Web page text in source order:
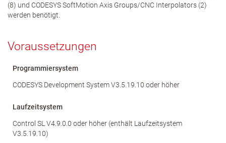
(8) und CODESYS SoftMotion Axis Groups/CNC Interpolators (2)
werden benötigt.
Voraussetzungen
Programmiersystem
CODESYS Development System V3.5.19.10 oder höher
Laufzeitsystem
Control SL V4.9.0.0 oder höher (enthält Laufzeitsystem
V3.5.19.10)